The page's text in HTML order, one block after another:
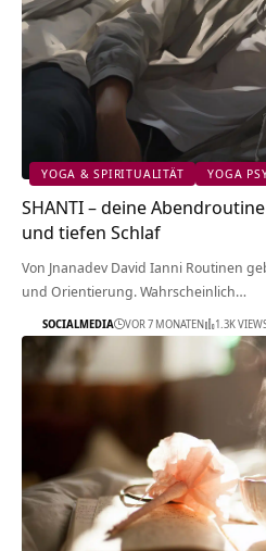
YOGA & SPIRITUALITÄT YOGA
SHANTI – deine
und tiefen Schlaf
Von Jnanadev David Ianni Routinen
und Orientierung. Wahrscheinlich…
SOCIALMEDIA VOR 7 MONATEN 1.3K